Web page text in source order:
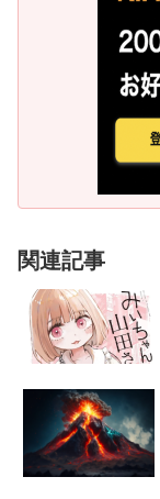
関連記事